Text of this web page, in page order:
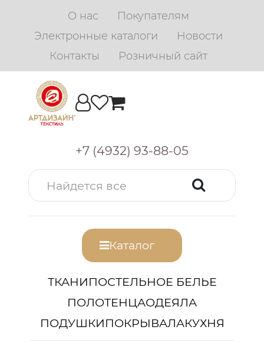
О нас
Покупателям
Электронные каталоги
Новости
Контакты
Розничный сайт
+7 (4932) 93-88-05
Каталог
ТКАНИПОСТЕЛЬНОЕ БЕЛЬЕ
ПОЛОТЕНЦАОДЕЯЛА
ПОДУШКИПОКРЫВАЛАКУХНЯ